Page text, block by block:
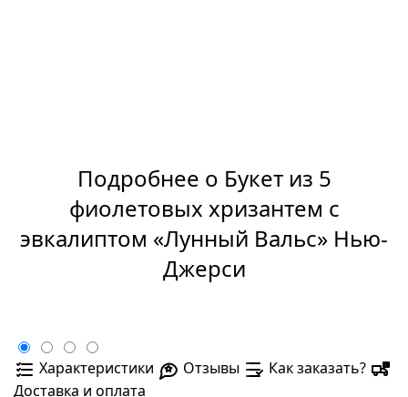
Подробнее о Букет из 5
фиолетовых хризантем с
эвкалиптом «Лунный Вальс» Нью-
Джерси
Характеристики Отзывы
Как заказать?
Доставка и оплата